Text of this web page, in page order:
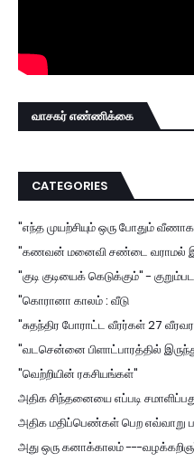
வாசகர் எண்ணிக்கை
CATEGORIES
"எந்த முயற்சியும் ஒரு போதும்
"கணவன் மனைவி சண்டை வராமல்
"குடி குடியைக் கெடுக்கும்" -
"கொரானா காலம் : வீடு
"சுதந்திர போராட்ட வீரர்கள் 27
"வடசென்னை பிளாட்பாரத்தில்
"வெற்றியின் ரகசியங்கள்"
அதிக சிந்தனையை எப்படி
அதிக மதிப்பெண்கள் பெற எவ்வாறு
அது ஒரு கனாக்காலம் ---